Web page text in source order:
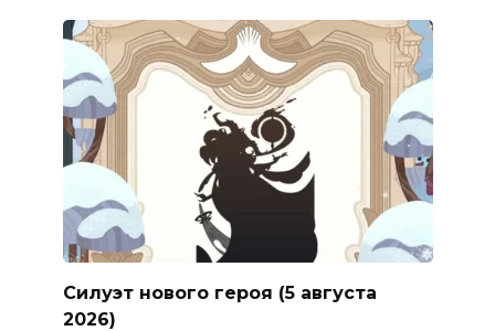
Силуэт нового героя (5 августа
2026)